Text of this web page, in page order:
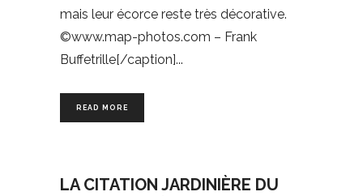
mais leur écorce reste très décorative.
©www.map-photos.com – Frank
Buffetrille[/caption]
READ MORE
LA CITATION JARDINIÈRE DU